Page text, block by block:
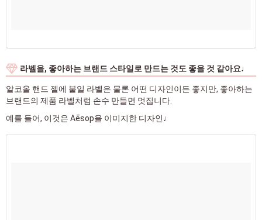
라벨을, 좋아하는 브랜드 스타일로 만드는 것도 좋을 것 같아요♩
알코올 핸드 젤에 붙일 라벨은 물론 어떤 디자인이든 좋지만, 좋아하는
브랜드의 제품 라벨처럼 손수 만들면 멋집니다.
예를 들어, 이것은 Aēsop을 이미지한 디자인♩